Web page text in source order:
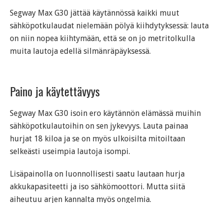
Segway Max G30 jättää käytännössä kaikki muut
sähköpotkulaudat nielemään pölyä kiihdytyksessä: lauta
on niin nopea kiihtymään, että se on jo metritolkulla
muita lautoja edellä silmänräpäyksessä.
Paino ja käytettävyys
Segway Max G30 isoin ero käytännön elämässä muihin
sähköpotkulautoihin on sen jykevyys. Lauta painaa
hurjat 18 kiloa ja se on myös ulkoisilta mitoiltaan
selkeästi useimpia lautoja isompi.
Lisäpainolla on luonnollisesti saatu lautaan hurja
akkukapasiteetti ja iso sähkömoottori. Mutta siitä
aiheutuu arjen kannalta myös ongelmia.